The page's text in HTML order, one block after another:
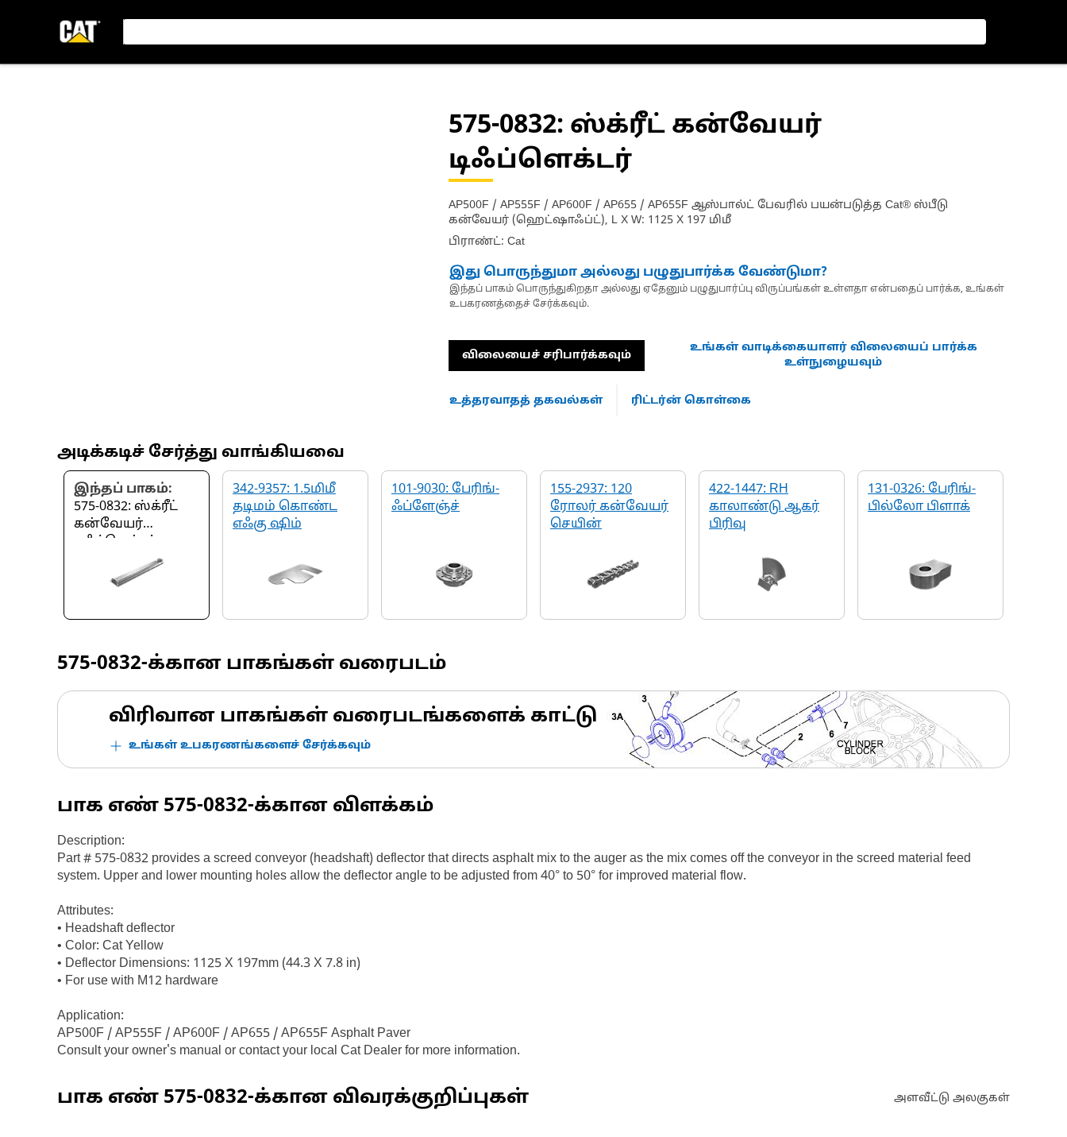
575-0832: ஸ்க்ரீட் கன்வேயர்
டிஃப்ளெக்டர்
AP500F / AP555F / AP600F / AP655 / AP655F ஆஸ்பால்ட் பேவரில் பயன்படுத்த Cat® ஸ்பீடு
கன்வேயர் (ஹெட்ஷாஃப்ட்), L X W: 1125 X 197 மிமீ
பிராண்ட்: Cat
இது பொருந்துமா அல்லது பழுதுபார்க்க வேண்டுமா?
இந்தப் பாகம் பொருந்துகிறதா அல்லது ஏதேனும் பழுதுபார்ப்பு விருப்பங்கள் உள்ளதா என்பதைப் பார்க்க, உங்கள்
உபகரணத்தைச் சேர்க்கவும்.
விலையைச் சரிபார்க்கவும்
உங்கள் வாடிக்கையாளர் விலையைப் பார்க்க
உள்நுழையவும்
உத்தரவாதத் தகவல்கள் ரிட்டர்ன் கொள்கை
அடிக்கடிச் சேர்த்து வாங்கியவை
இந்தப் பாகம்:
575-0832: ஸ்க்ரீட்
கன்வேயர்
டிஃப்ளெக்டர்
342-9357: 1.5மிமீ
தடிமம் கொண்ட
எஃகு ஷிம்
101-9030: பேரிங்-
ஃப்ளேஞ்ச்
155-2937: 120
ரோலர் கன்வேயர்
செயின்
422-1447: RH
காலாண்டு ஆகர்
பிரிவு
131-0326: பேரிங்-
பில்லோ பிளாக்
575-0832-க்கான பாகங்கள் வரைபடம்
விரிவான பாகங்கள் வரைபடங்களைக் காட்டு
உங்கள் உபகரணங்களைச் சேர்க்கவும்
பாக எண் 575-0832-க்கான விளக்கம்
Description:
Part # 575-0832 provides a screed conveyor (headshaft) deflector that directs asphalt mix to the auger as the mix comes off the conveyor in the screed material feed
system. Upper and lower mounting holes allow the deflector angle to be adjusted from 40° to 50° for improved material flow.
Attributes:
• Headshaft deflector
• Color: Cat Yellow
• Deflector Dimensions: 1125 X 197mm (44.3 X 7.8 in)
• For use with M12 hardware
Application:
AP500F / AP555F / AP600F / AP655 / AP655F Asphalt Paver
Consult your owner's manual or contact your local Cat Dealer for more information.
பாக எண் 575-0832-க்கான விவரக்குறிப்புகள் அளவீட்டு அலகுகள்